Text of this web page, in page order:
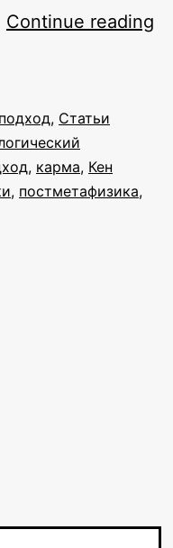
Continue reading
, Статьи
, карма, Кен
, постметафизика,